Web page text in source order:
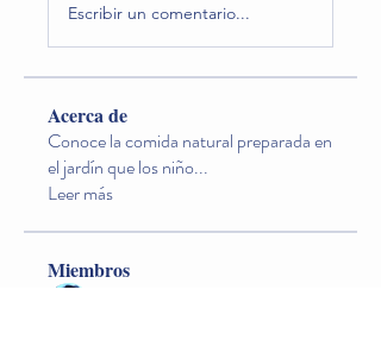
Escribir un comentario...
Acerca de
Conoce la comida natural preparada en
el jardín que los niño...
Leer más
Miembros